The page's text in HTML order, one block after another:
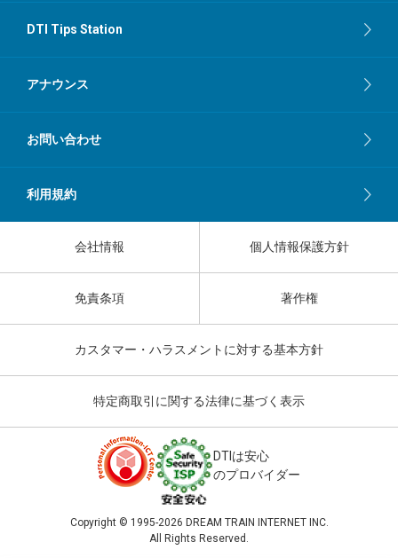
DTI Tips Station
アナウンス
お問い合わせ
利用規約
会社情報 個人情報保護方針
カスタマー・ハラスメントに対する基本方針
免責条項 著作権
特定商取引に関する法律に基づく表示
DTIは安心
のプロバイダー
Copyright © 1995-2026 DREAM TRAIN INTERNET INC.
All Rights Reserved.